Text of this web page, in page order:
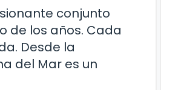
conjunto
de los años. Cada
Desde la
del Mar es un